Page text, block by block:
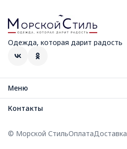
Одежда, которая дарит радость
Меню
Мужская коллекция
Распродажа
Аксессуары
Manvi
Контакты
Телефон
8 (800) 234-10-25
© Морской СтильОплатаДоставка